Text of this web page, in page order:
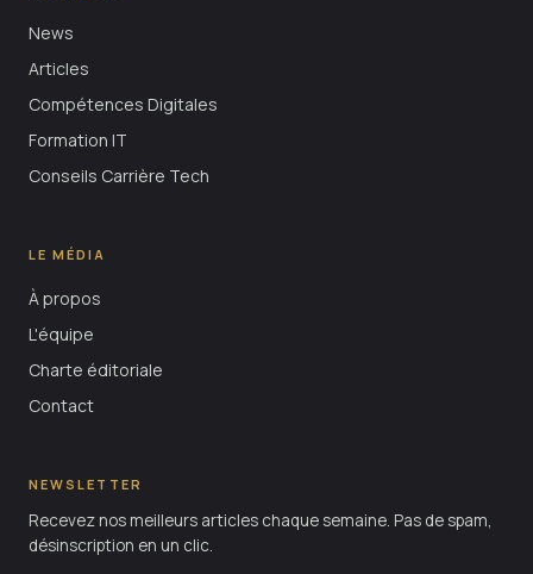
News
Articles
Compétences Digitales
Formation IT
Conseils Carrière Tech
LE MÉDIA
À propos
L'équipe
Charte éditoriale
Contact
NEWSLETTER
Recevez nos meilleurs articles chaque semaine. Pas de spam,
désinscription en un clic.